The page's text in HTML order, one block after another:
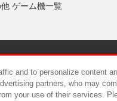
ゲーム機一覧
について カスタマーハラ
and to personalize content
partners, who may
your use of their services.